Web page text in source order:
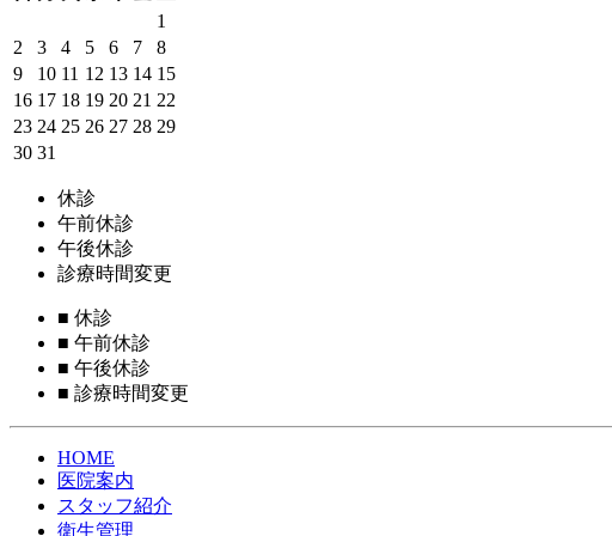
1
2
3 4 5 6 7
8
9
10 11 12 13 14 15
16 17 18 19 20 21 22
23 24 25 26 27 28 29
30 31
休診
午前休診
午後休診
診療時間変更
■ 休診
■ 午前休診
■ 午後休診
■ 診療時間変更
HOME
医院案内
スタッフ紹介
衛生管理